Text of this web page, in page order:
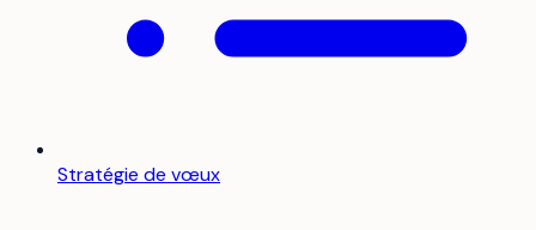
Stratégie de vœux